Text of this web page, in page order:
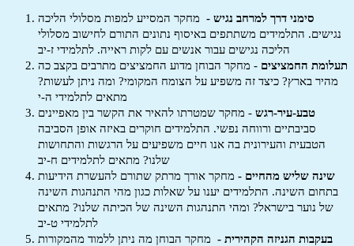
סימני דרך למרחב נגיש - מחקר המסייע למפות מסלולי הליכה
נגישים. התלמידים משתתפים באיסוף נתונים התורם לחישוב מסלולי
הליכה נגישים עבור אנשים עם לקות ראייה. לתלמידי ז-יב
תעלומת החמציצים - מחקר הבוחן מדוע החמציצים מתרבים בקצב כה
מהיר בארץ? כיצד זה משפיע על הצומח המקומי? ומה ניתן לעשות?
מתאים לתלמידי ה-י
טבע-עיר-רגש - מחקר שמטרתו להאיר את הקשר בין מאפיינים
סביבתיים ורווחה נפשי. התלמידים חוקרים באיזה אופן הסביבה
הטבעית והעירונית בה אנו חיים משפיעים על הרגשות והתחושות
שינה שליש מהחיים - מחקר אורך מרתק שתורם להעשרת הידיעות
בתחום השינה. התלמידים יענו על שאלות כגון מהי התנהגות השינה
של נוער בישראל? ומהי התנהגות השינה של הכיתה שלנו? מתאים
לתלמידי ט-יב
בעקבות הגניזה הקהירית - מחקר הבוחן מה ניתן ללמוד מהמקורות